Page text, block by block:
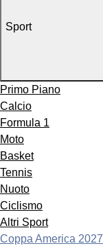
Sport
Primo Piano
Calcio
Formula 1
Moto
Basket
Tennis
Nuoto
Ciclismo
Altri Sport
Coppa America 2027